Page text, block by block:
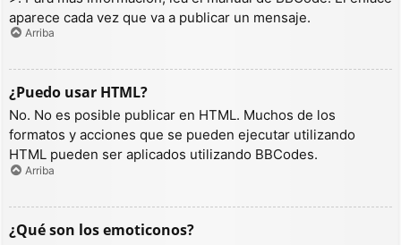
aparece cada vez que va a publicar un mensaje.
Arriba
¿Puedo usar HTML?
No. No es posible publicar en HTML. Muchos de los
formatos y acciones que se pueden ejecutar utilizando
HTML pueden ser aplicados utilizando BBCodes.
Arriba
¿Qué son los emoticonos?